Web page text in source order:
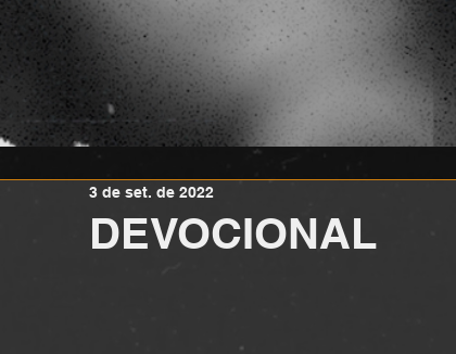
DEVOCIONAL
3 de set. de 2022